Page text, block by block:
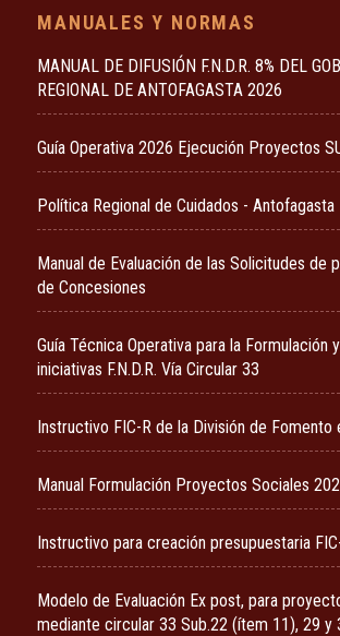
MANUALES Y NORMAS
MANUAL DE DIFUSIÓN F.N.D.R. 8% DEL
REGIONAL DE ANTOFAGASTA 2026
Guía Operativa 2026 Ejecución Proyectos
Política Regional de Cuidados - Antofagasta
Manual de Evaluación de las Solicitudes de
de Concesiones
Guía Técnica Operativa para la Formulación
iniciativas F.N.D.R. Vía Circular 33
Instructivo FIC-R de la División de Fomento
Manual Formulación Proyectos Sociales
Instructivo para creación presupuestaria
Modelo de Evaluación Ex post, para
mediante circular 33 Sub.22 (ítem 11), 29 y